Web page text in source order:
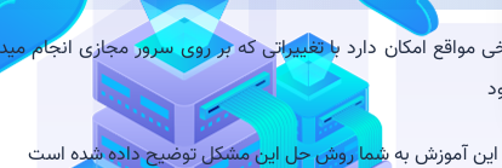
مواقع امکان دارد با تغییراتی که بر روی سرور مجازی
این آموزش به شما روش حل این مشکل توضیح داده شده است